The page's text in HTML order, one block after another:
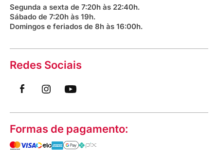
Segunda a sexta de 7:20h às 22:40h.
Sábado de 7:20h às 19h.
Domingos e feriados de 8h às 16:00h.
Redes Sociais
Formas de pagamento: